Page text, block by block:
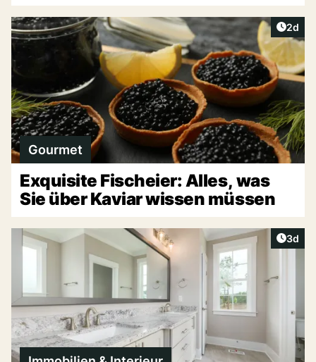
2d
Gourmet
Exquisite Fischeier: Alles, was
Sie über Kaviar wissen müssen
3d